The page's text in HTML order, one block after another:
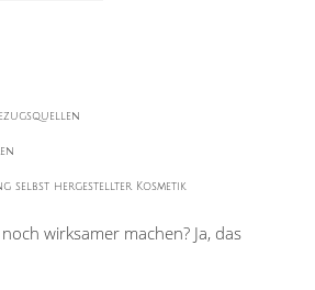
selbst hergestellter Kosmetik
wirksamer machen? Ja, das